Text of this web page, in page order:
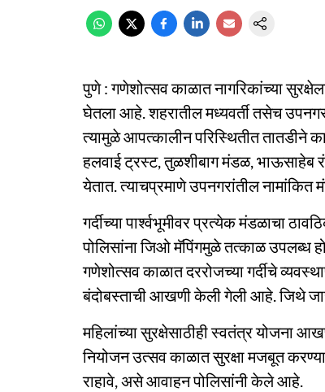
पुणे : गणेशोत्सव काळात नागरिकांच्या
घेतला आहे. शहरातील मध्यवर्ती तसेच
त्यामुळे आपत्कालीन परिस्थितीत तातडीने
हलवाई ट्रस्ट, तुळशीबाग मंडळ, भाऊसाहेब
येतात. त्याचप्रमाणे उपनगरांतील
गर्दीच्या पार्श्वभूमीवर प्रत्येक मंडळाचा
पोलिसांना जिओ मॅपिंगमुळे तत्काळ उपलब्ध
गणेशोत्सव काळात दररोजच्या गर्दीचे
बंदोबस्ताची आखणी केली गेली आहे. जिथे
महिलांच्या सुरक्षेसाठीही स्वतंत्र योजना
नियोजन उत्सव काळात सुरक्षा मजबूत
राहावे, असे आवाहन पोलिसांनी केले आहे.